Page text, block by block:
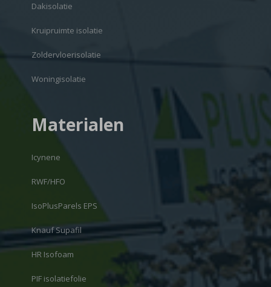
Dakisolatie
Kruipruimte isolatie
Zoldervloerisolatie
Woningisolatie
Materialen
Icynene
RWF/HFO
IsoPlusParels EPS
Knauf Supafil
HR Isofoam
PIF isolatiefolie